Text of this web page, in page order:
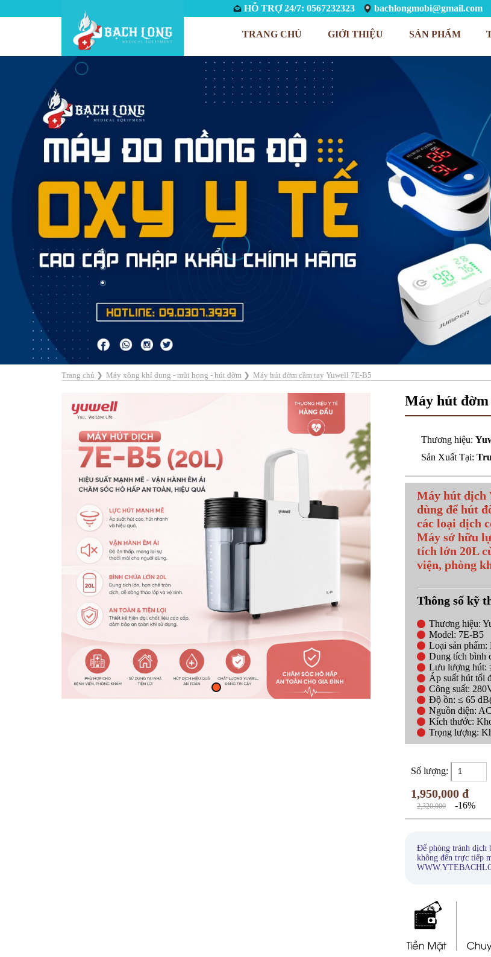
HỖ TRỢ 24/7: 0567232323 bachlongmobi@gmail.com
TRANG CHỦ GIỚI THIỆU SẢN PHẨM
Trang chủ ❯ Máy xông khí dung - mũi họng - hút đờm ❯ Máy hút đờm cầm tay Yuwell 7E-B5
Máy hút đờm
Thương hiệu:
Sản Xuất Tại:
Máy hút dịch
dùng để hút
các loại dịch
Máy sở hữu
tích lớn 20L
viện, phòng
Thông số kỹ
Thương hiệu:
Model: 7E-B5
Loại sản
Dung tích bình
Lưu lượng hút:
Áp suất hút tối
Công suất:
Độ ồn: ≤ 65
Nguồn điện:
Kích thước:
Trọng lượng:
Số lượng:
1,950,000 đ
2,320,000 -16%
Để phòng tránh dịch
không đến trực tiếp